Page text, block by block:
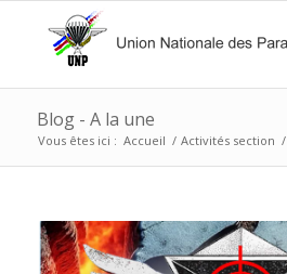
Blog - A la une
Vous êtes ici : Accueil / Activités section /